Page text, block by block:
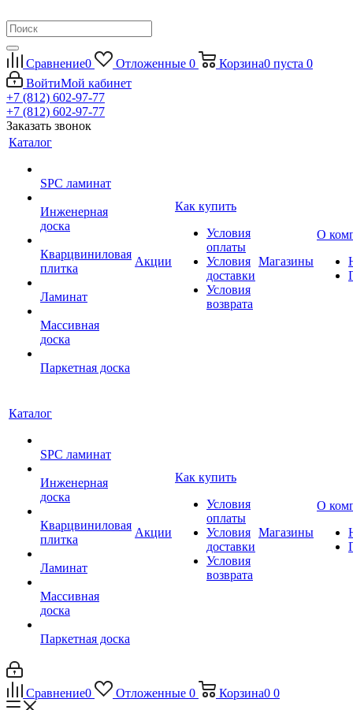
Сравнение0 Отложенные 0 Корзина0 пуста 0
ВойтиМой кабинет
+7 (812) 602-97-77
+7 (812) 602-97-77
Заказать звонок
Каталог
SPC ламинат
Инженерная
доска
Кварцвиниловая
плитка
Ламинат
Массивная
доска
Паркетная доска
Акции
Как купить
Условия
оплаты
Условия
доставки
Условия
возврата
Магазины
О
Каталог
SPC ламинат
Инженерная
доска
Кварцвиниловая
плитка
Ламинат
Массивная
доска
Паркетная доска
Акции
Как купить
Условия
оплаты
Условия
доставки
Условия
возврата
Магазины
О
Сравнение0 Отложенные 0 Корзина0 0